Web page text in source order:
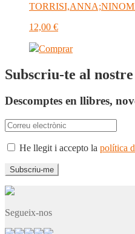
12,00 €
Comprar
Subscriu-te al
Descomptes en llibres,
He llegit i accepto la política
Segueix-nos